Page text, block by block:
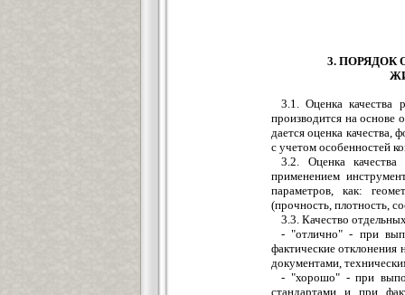
3. ПОРЯДОК
3.1. Оценка качества
производится на основе
дается оценка
с учетом особенностей
3.2. Оценка
применением
параметров, как:
(прочность, плотность,
3.3. Качество
- "отлично" - при
фактические
документами,
- "хорошо" - при
стандартами и при